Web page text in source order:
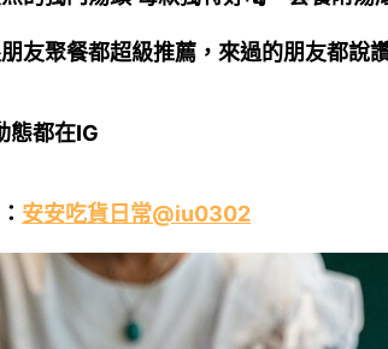
友聚餐都超級推薦，來過的朋友都說
態都在IG
安安吃貨日常@iu0302